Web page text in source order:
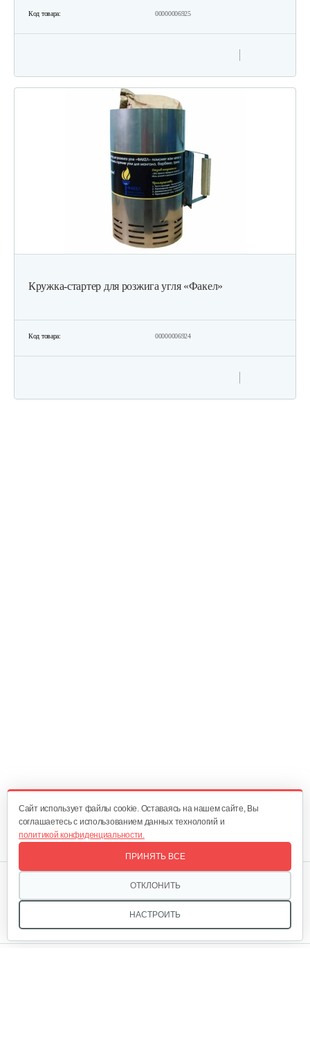
Код товара: 00000006925
Кружка-стартер для розжига угля «Факел»
Код товара: 00000006924
Cайт использует файлы cookie. Оставаясь на нашем сайте, Вы
соглашаетесь с использованием данных технологий и
политикой конфиденциальности.
НАСТРОИТЬ
ОТКЛОНИТЬ
ПРИНЯТЬ ВСЕ